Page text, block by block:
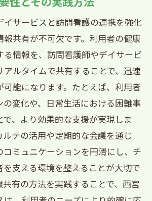
を活用した効果的なケアプラン
携した持続可能なケアの実現
イサービスと訪問看護の連携を強化
報共有が不可欠です。利用者の健康
る情報を、訪問看護師やデイサービ
アルタイムで共有することで、迅速
可能になります。たとえば、利用者
の変化や、日常生活における困難事
、より効果的な支援が実現しま
テの活用や定期的な会議を通じ
コミュニケーションを円滑にし、チ
支える環境を整えることが大切で
有の方法を実践することで、西宮